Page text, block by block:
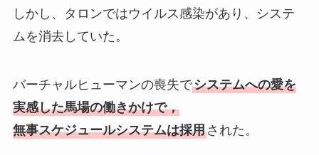
しかし、タロンではウイルス感染があり、システ
ムを消去していた。
バーチャルヒューマンの喪失でシステムへの愛を
実感した馬場の働きかけで，
無事スケジュールシステムは採用された。